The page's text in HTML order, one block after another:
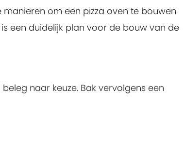
om een pizza oven te bouwen
een duidelijk plan voor de bouw van de
naar keuze. Bak vervolgens een